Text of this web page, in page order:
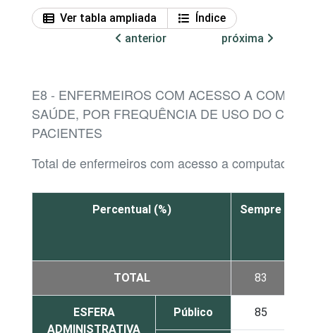
Ver tabla ampliada
Índice
anterior
próxima
E8 - ENFERMEIROS COM ACESSO A
SAÚDE, POR FREQUÊNCIA DE USO DO
PACIENTES
Total de enfermeiros com acesso a computador
Percentual (%) Sempre
TOTAL 83
ESFERA
ADMINISTRATIVA
Público 85